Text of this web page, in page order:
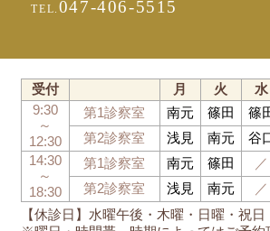
TEL. 047-406-5515
【休診日】水曜午後・木曜・日曜・祝日
受付 月 火 水
9:30
～
12:30
第1診察室 南元 篠田 篠
第2診察室
浅見 南元 谷
14:30
～
18:30
第1診察室 南元 篠田 ／
第2診察室
浅見 南元 ／